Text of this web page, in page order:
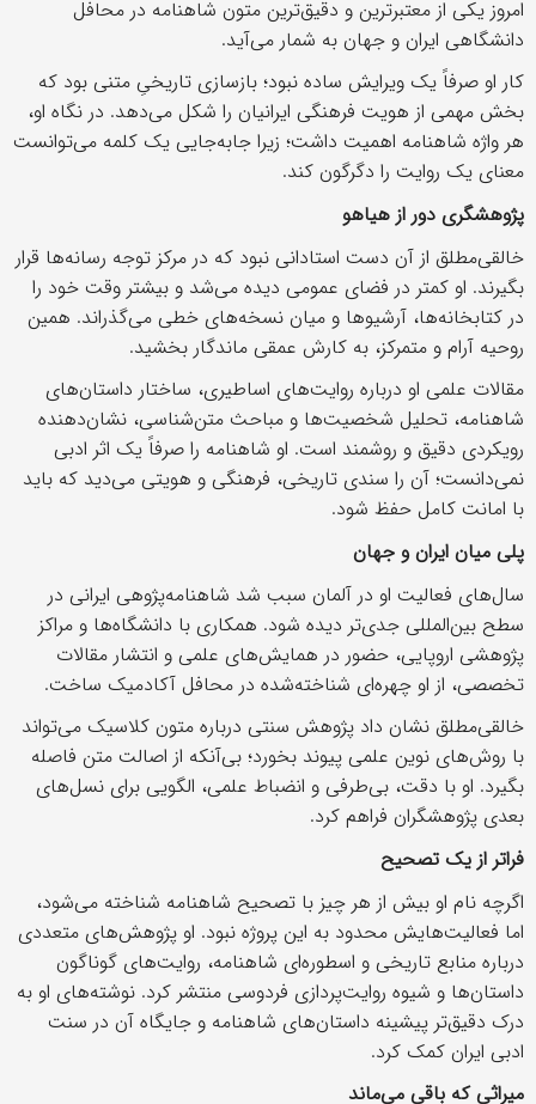
امروز یکی از معتبرترین و دقیق‌ترین متون شاهنامه در محافل
دانشگاهی ایران و جهان به شمار می‌آید.
کار او صرفاً یک ویرایش ساده نبود؛ بازسازی تاریخیِ متنی بود که
بخش مهمی از هویت فرهنگی ایرانیان را شکل می‌دهد. در نگاه او،
هر واژه شاهنامه اهمیت داشت؛ زیرا جابه‌جایی یک کلمه می‌توانست
معنای یک روایت را دگرگون کند.
پژوهشگری دور از هیاهو
خالقی‌مطلق از آن دست استادانی نبود که در مرکز توجه رسانه‌ها قرار
بگیرند. او کمتر در فضای عمومی دیده می‌شد و بیشتر وقت خود را
در کتابخانه‌ها، آرشیو‌ها و میان نسخه‌های خطی می‌گذراند. همین
روحیه آرام و متمرکز، به کارش عمقی ماندگار بخشید.
مقالات علمی او درباره روایت‌های اساطیری، ساختار داستان‌های
شاهنامه، تحلیل شخصیت‌ها و مباحث متن‌شناسی، نشان‌دهنده
رویکردی دقیق و روشمند است. او شاهنامه را صرفاً یک اثر ادبی
نمی‌دانست؛ آن را سندی تاریخی، فرهنگی و هویتی می‌دید که باید
با امانت کامل حفظ شود.
پلی میان ایران و جهان
سال‌های فعالیت او در آلمان سبب شد شاهنامه‌پژوهی ایرانی در
سطح بین‌المللی جدی‌تر دیده شود. همکاری با دانشگاه‌ها و مراکز
پژوهشی اروپایی، حضور در همایش‌های علمی و انتشار مقالات
تخصصی، از او چهره‌ای شناخته‌شده در محافل آکادمیک ساخت.
خالقی‌مطلق نشان داد پژوهش سنتی درباره متون کلاسیک می‌تواند
با روش‌های نوین علمی پیوند بخورد؛ بی‌آنکه از اصالت متن فاصله
بگیرد. او با دقت، بی‌طرفی و انضباط علمی، الگویی برای نسل‌های
بعدی پژوهشگران فراهم کرد.
فراتر از یک تصحیح
اگرچه نام او بیش از هر چیز با تصحیح شاهنامه شناخته می‌شود،
اما فعالیت‌هایش محدود به این پروژه نبود. او پژوهش‌های متعددی
درباره منابع تاریخی و اسطوره‌ای شاهنامه، روایت‌های گوناگون
داستان‌ها و شیوه روایت‌پردازی فردوسی منتشر کرد. نوشته‌های او به
درک دقیق‌تر پیشینه داستان‌های شاهنامه و جایگاه آن در سنت
ادبی ایران کمک کرد.
میراثی که باقی می‌ماند